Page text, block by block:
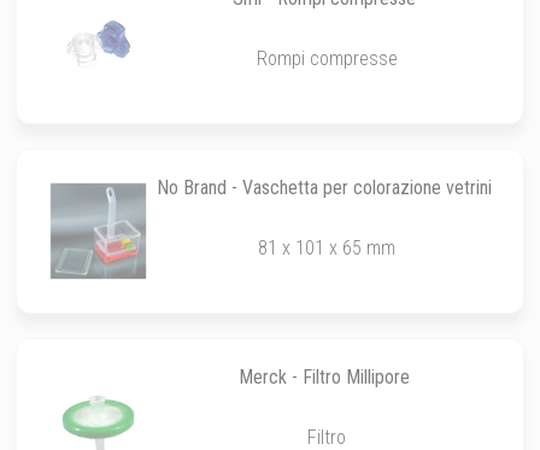
Rompi compresse
No Brand - Vaschetta per colorazione vetrini
81 x 101 x 65 mm
Merck - Filtro Millipore
Filtro